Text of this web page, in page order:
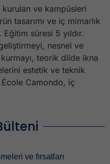
kurulan ve kampüsleri
tasarımı ve iç mimarlık
süresi 5 yıldır.
nesnel ve
teorik dilde ikna
estetik ve teknik
Camondo, iç
ve fırsatları